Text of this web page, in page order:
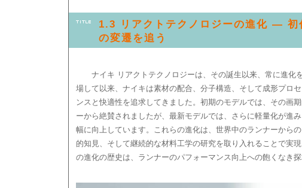
1.3 リアクトテクノロジーの進化 — 初
の変遷を追う
ナイキ リアクトテクノロジーは、その誕生以来、常に進化
場して以来、ナイキは素材の配合、分子構造、そして成形プロ
ンスと快適性を追求してきました。初期のモデルでは、その画
ーから絶賛されましたが、最新モデルでは、さらに軽量化が進
幅に向上しています。これらの進化は、世界中のランナーから
的知見、そして継続的な材料工学の研究を取り入れることで実
の進化の歴史は、ランナーのパフォーマンス向上への飽くなき探